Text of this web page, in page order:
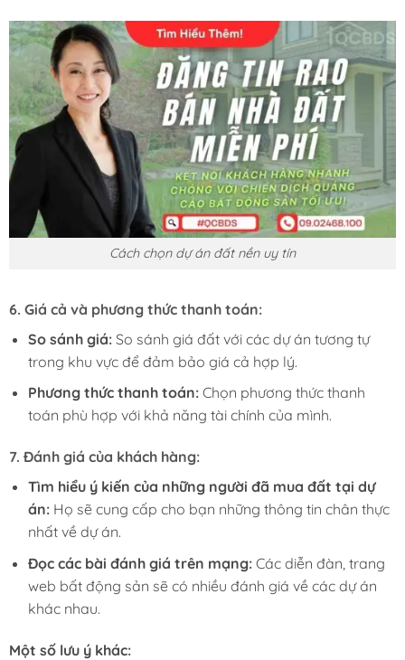
Cách chọn dự án đất nền uy tín
6. Giá cả và phương thức thanh toán:
So sánh giá:So sánh giá đất với các dự án tương tự
trong khu vực để đảm bảo giá cả hợp lý.
Phương thức thanh toán:Chọn phương thức thanh
toán phù hợp với khả năng tài chính của mình.
7. Đánh giá của khách hàng:
Tìm hiểu ý kiến của những người đã mua đất tại dự
án:Họ sẽ cung cấp cho bạn những thông tin chân thực
nhất về dự án.
Đọc các bài đánh giá trên mạng:Các diễn đàn, trang
web bất động sản sẽ có nhiều đánh giá về các dự án
khác nhau.
Một số lưu ý khác: